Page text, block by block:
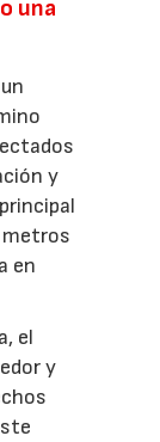
una
y
metros
en
el
y